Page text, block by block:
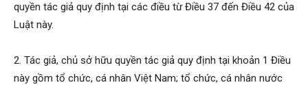
quyền tác giả quy định tại các điều từ Điều 37 đến Điều 42 của
Luật này.
2. Tác giả, chủ sở hữu quyền tác giả quy định tại khoản 1 Điều
này gồm tổ chức, cá nhân Việt Nam; tổ chức, cá nhân nước